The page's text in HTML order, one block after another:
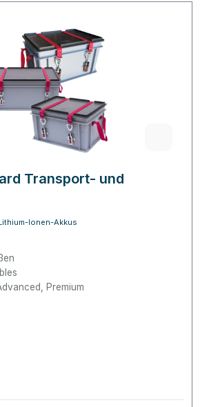
Transport- und
Ionen-Akkus
Premium